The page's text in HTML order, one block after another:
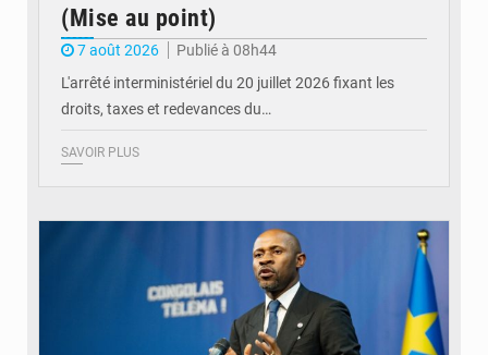
(Mise au point)
7 août 2026
Publié à 08h44
L'arrêté interministériel du 20 juillet 2026 fixant les
droits, taxes et redevances du…
SAVOIR PLUS